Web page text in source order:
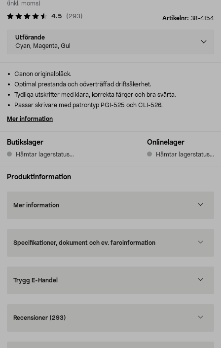
(inkl. moms)
Artikelnr: 38-4154
4.5 ( 293)
Select
variant
Utförande
Cyan, Magenta, Gul
Butikslager
Hämtar lagerstatus...
Onlinelager
Hämtar lagerstatus...
Canon originalbläck.
Optimal prestanda och oöverträffad driftsäkerhet.
Tydliga utskrifter med klara, korrekta färger och bra svärta.
Passar skrivare med patrontyp PGI-525 och CLI-526.
Mer information
Produktinformation
Mer information
Specifikationer, dokument och ev. faroinformation
Trygg E-Handel
Recensioner (293)